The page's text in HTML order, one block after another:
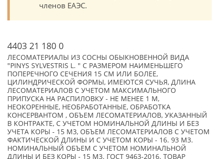
членов ЕАЭС.
4403 21 180 0
ЛЕСОМАТЕРИАЛЫ ИЗ СОСНЫ ОБЫКНОВЕННОЙ ВИДА
"PINYS SYLVESTRIS L. " С РАЗМЕРОМ НАИМЕНЬШЕГО
ПОПЕРЕЧНОГО СЕЧЕНИЯ 15 СМ ИЛИ БОЛЕЕ,
ЦИЛИНДРИЧЕСКОЙ ФОРМЫ, ИМЕЮТСЯ СУЧЬЯ, ДЛИНА
ЛЕСОМАТЕРИАЛОВ С УЧЕТОМ МАКСИМАЛЬНОГО
ПРИПУСКА НА РАСПИЛОВКУ - НЕ МЕНЕЕ 1 М,
НЕОКОРЕННЫЕ, НЕОБРАБОТАННЫЕ, ОБРАБОТКА
КОНСЕРВАНТОМ , ОБЪЕМ ЛЕСОМАТЕРИАЛОВ, УКАЗАННЫЙ
В КОНТРАКТЕ, С УЧЕТОМ НОМИНАЛЬНОЙ ДЛИНЫ И БЕЗ
УЧЕТА КОРЫ - 15 М3, ОБЪЕМ ЛЕСОМАТЕРИАЛОВ С УЧЕТОМ
ФАКТИЧЕСКОЙ ДЛИНЫ И С УЧЕТОМ КОРЫ - 16. 93 М3.
НОМИНАЛЬНЫЙ ОБЪЕМ С УЧЕТОМ НОМИНАЛЬНОЙ
ДЛИНЫ И БЕЗ КОРЫ - 15 М3. ГОСТ 9463-2016. ТОВАР